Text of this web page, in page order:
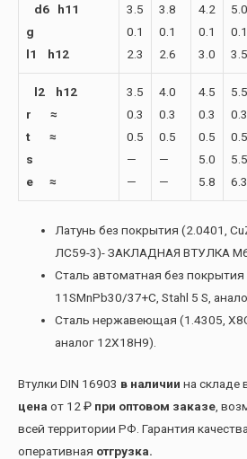
d6 h11
g
l1 h12
3.5
0.1
2.3
3.8
0.1
2.6
4.2
0.1
3.0
5.0
0.1
3.5
l2 h12
r ≈
t ≈
s
e ≈
3.5
0.3
0.5
—
—
4.0
0.3
0.5
—
—
4.5
0.3
0.5
5.0
5.8
5.5
0.3
0.5
5.5
Латунь без покрытия (2.0401,
ЛС59-3)- ЗАКЛАДНАЯ ВТУЛКА
Сталь автоматная без
11SMnPb30/37+C, Stahl 5 S,
Сталь нержавеющая (1.4305,
аналог 12Х18Н9).
Втулки DIN 16903 в наличии на складе
цена от 12 ₽ при оптовом заказе ,
всей территории РФ. Гарантия
оперативная отгрузка.